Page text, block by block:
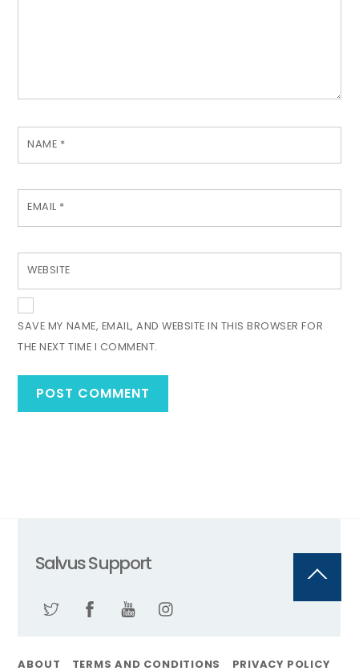
NAME *
EMAIL *
WEBSITE
SAVE MY NAME, EMAIL, AND WEBSITE IN THIS BROWSER FOR
THE NEXT TIME I COMMENT.
Back
Top
Salvus Support
ABOUT TERMS AND CONDITIONS PRIVACY POLICY